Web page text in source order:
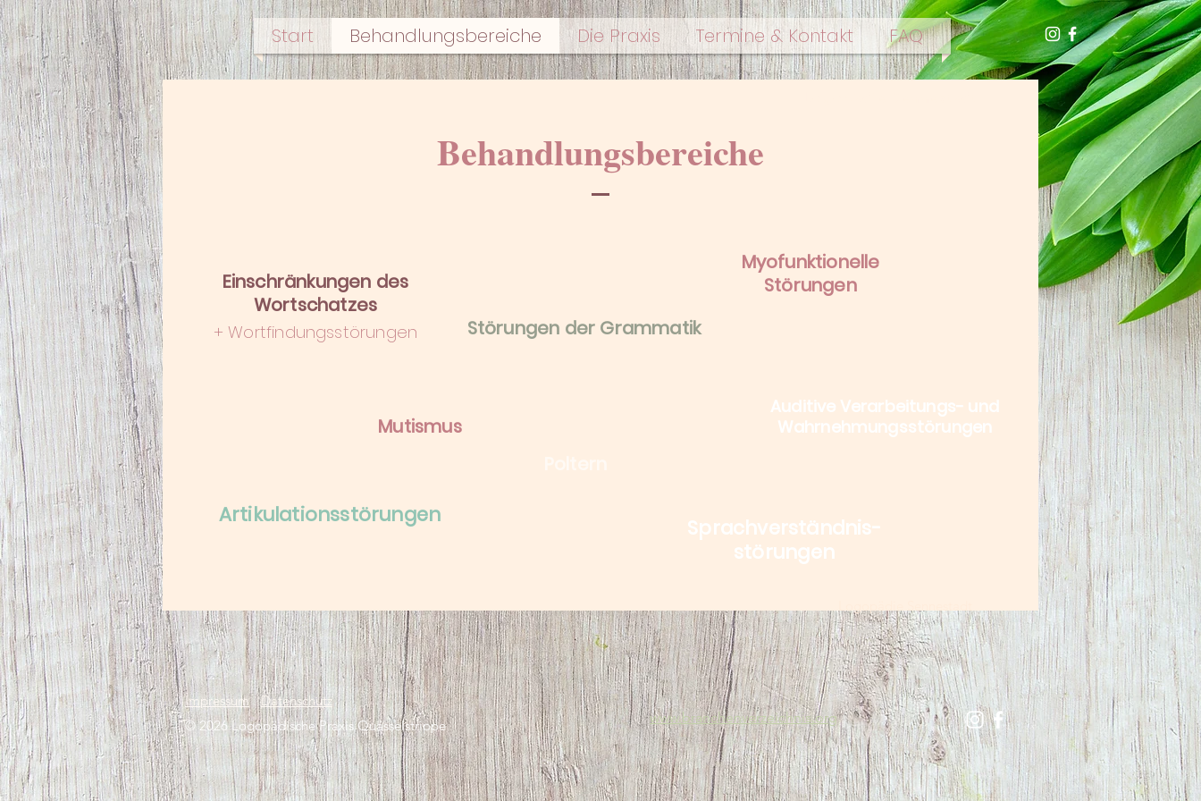
Start Behandlungsbereiche Die Praxis Termine & Kontakt FAQ
Behandlungsbereiche
Einschränkungen des
Wortschatzes
+ Wortfindungsstörungen
Myofunktionelle
Störungen
Störungen der Grammatik
Auditive Verarbeitungs- und
Wahrnehmungsstörungen
Mutismus
Artikulationsstörungen
Sprachverständnis-
störungen
Impressum
Datenschutz
© 2026Logopädische Praxis Quasselstrippe www.branchenverzeichnis.org